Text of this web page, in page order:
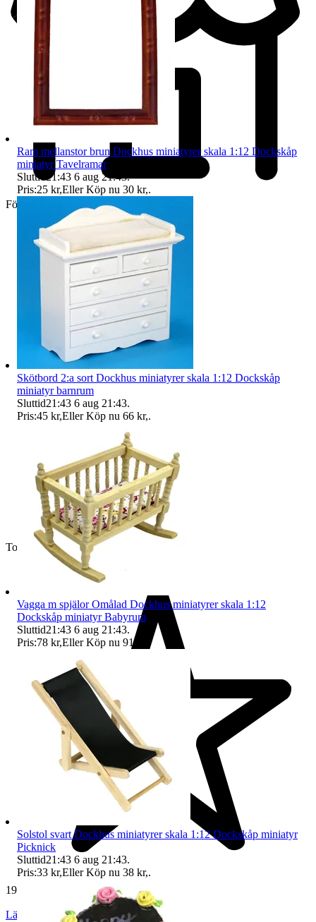
Företag
Toppsäljare
19 234 omdömen
Läs omdömen Följ
Ram mellanstor brun Dockhus miniatyrer skala 1:12 Dockskåp
miniatyr Tavelramar
Sluttid 21:43 6 aug 21:43.
Pris:25 kr,Eller Köp nu 30 kr,.
Skötbord 2:a sort Dockhus miniatyrer skala 1:12 Dockskåp
miniatyr barnrum
Sluttid21:43 6 aug 21:43.
Pris:45 kr,Eller Köp nu 66 kr,.
Vagga m spjälor Omålad Dockhus miniatyrer skala 1:12
Dockskåp miniatyr Babyrum
Sluttid21:43 6 aug 21:43.
Pris:78 kr,Eller Köp nu 91 kr
Solstol svart Dockhus miniatyrer skala 1:12 Dockskåp miniatyr
Picknick
Sluttid21:43 6 aug 21:43.
Pris:33 kr,Eller Köp nu 38 kr,.